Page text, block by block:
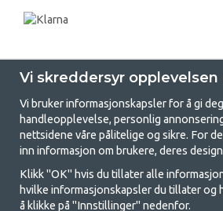
GetCamping - Din
og
Camping kan enten være en livsstil eller en
Vi skreddersyr opplevelsen
Vi bruker informasjonskapsler for å gi
handleopplevelse, personlig
nettsidene våre pålitelige og sikre. For
inn informasjon om brukere, deres
Klikk "OK" hvis du tillater alle
hvilke informasjonskapsler du tillater og
å klikke på "Innstillinger" nedenfor.